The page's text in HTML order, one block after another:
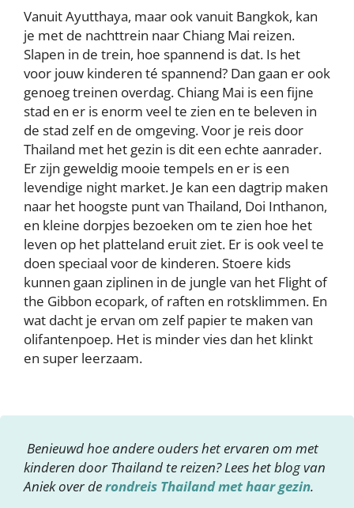
Vanuit Ayutthaya, maar ook vanuit Bangkok, kan
je met de nachttrein naar Chiang Mai reizen.
Slapen in de trein, hoe spannend is dat. Is het
voor jouw kinderen té spannend? Dan gaan er ook
genoeg treinen overdag. Chiang Mai is een fijne
stad en er is enorm veel te zien en te beleven in
de stad zelf en de omgeving. Voor je reis door
Thailand met het gezin is dit een echte aanrader.
Er zijn geweldig mooie tempels en er is een
levendige night market. Je kan een dagtrip maken
naar het hoogste punt van Thailand, Doi Inthanon,
en kleine dorpjes bezoeken om te zien hoe het
leven op het platteland eruit ziet. Er is ook veel te
doen speciaal voor de kinderen. Stoere kids
kunnen gaan ziplinen in de jungle van het Flight of
the Gibbon ecopark, of raften en rotsklimmen. En
wat dacht je ervan om zelf papier te maken van
olifantenpoep. Het is minder vies dan het klinkt
en super leerzaam.
Benieuwd hoe andere ouders het ervaren om met
kinderen door Thailand te reizen? Lees het blog van
Aniek over derondreis Thailand met haar gezin.